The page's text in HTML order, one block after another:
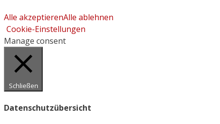
Alle akzeptierenAlle ablehnen
Cookie-Einstellungen
Manage consent
Schließen
Datenschutzübersicht